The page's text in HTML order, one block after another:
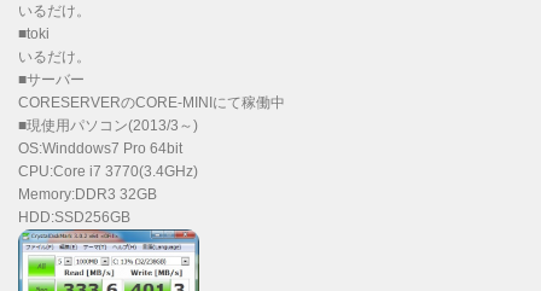
いるだけ。
■toki
いるだけ。
■サーバー
CORESERVERのCORE-MINIにて稼働中
■現使用パソコン(2013/3～)
OS:Winddows7 Pro 64bit
CPU:Core i7 3770(3.4GHz)
Memory:DDR3 32GB
HDD:SSD256GB